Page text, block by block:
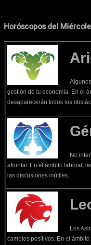
Horóscopos del
gestión de tu economía. En el
desaparecerán todos los
No
afrontar. En el ámbito laboral,
las discusiones inútiles.
Los
cambios positivos. En el